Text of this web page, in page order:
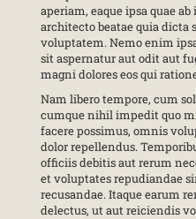
aperiam, eaque ipsa quae
architecto beatae quia dicta
voluptatem. Nemo enim
sit aspernatur aut odit aut
magni dolores eos qui
Nam libero tempore, cum
cumque nihil impedit quo
facere possimus, omnis
dolor repellendus.
officiis debitis aut rerum
et voluptates repudiandae
recusandae. Itaque earum
delectus, ut aut reiciendis